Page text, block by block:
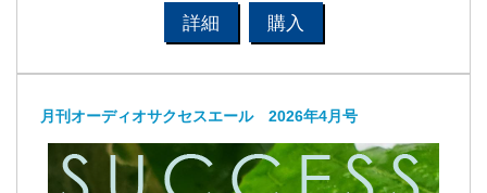
詳細 購入
月刊オーディオサクセスエール 2026年4月号